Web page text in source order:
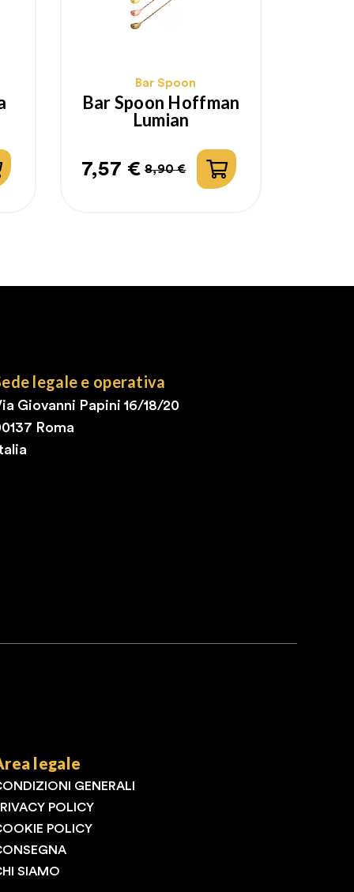
Bar Spoon
Bar Spoon Hoffman
Lumian
Prezzo
7,57 €
Prezzo 8,90 €
legale e operativa
Giovanni Papini 16/18/20
Roma
legale
GENERALI
POLICY
POLICY
SIAMO